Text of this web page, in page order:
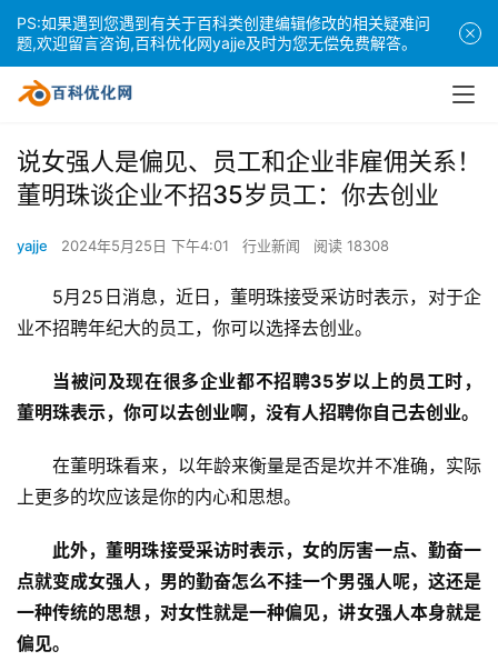
说女强人是偏见、员工和企业非雇佣关系！
董明珠谈企业不招35岁员工：你去创业
yajje 2024年5月25日 下午4:01 行业新闻 阅读 18308
5月25日消息，近日，董明珠接受采访时表示，对于企
业不招聘年纪大的员工，你可以选择去创业。
当被问及现在很多企业都不招聘35岁以上的员工时，
董明珠表示，你可以去创业啊，没有人招聘你自己去创业。
在董明珠看来，以年龄来衡量是否是坎并不准确，实际
上更多的坎应该是你的内心和思想。
此外，董明珠接受采访时表示，女的厉害一点、勤奋一
点就变成女强人，男的勤奋怎么不挂一个男强人呢，这还是
一种传统的思想，对女性就是一种偏见，讲女强人本身就是
偏见。
PS:如果遇到您遇到有关于百科类创建编辑修改的相关疑难问
题,欢迎留言咨询,百科优化网yajje及时为您无偿免费解答。